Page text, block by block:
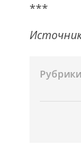
***